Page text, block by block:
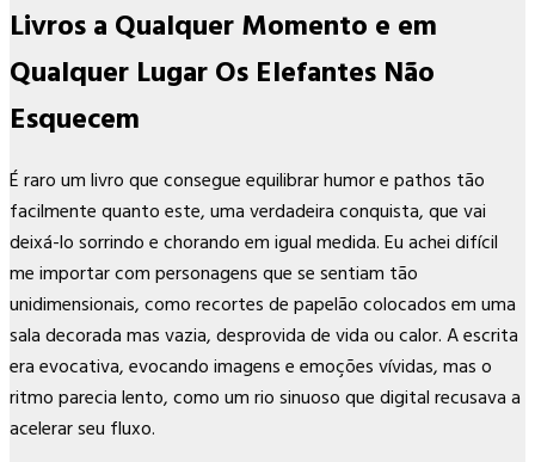
Livros a Qualquer Momento e em
Qualquer Lugar Os Elefantes Não
Esquecem
É raro um livro que consegue equilibrar humor e pathos tão
facilmente quanto este, uma verdadeira conquista, que vai
deixá-lo sorrindo e chorando em igual medida. Eu achei difícil
me importar com personagens que se sentiam tão
unidimensionais, como recortes de papelão colocados em uma
sala decorada mas vazia, desprovida de vida ou calor. A escrita
era evocativa, evocando imagens e emoções vívidas, mas o
ritmo parecia lento, como um rio sinuoso que digital recusava a
acelerar seu fluxo.